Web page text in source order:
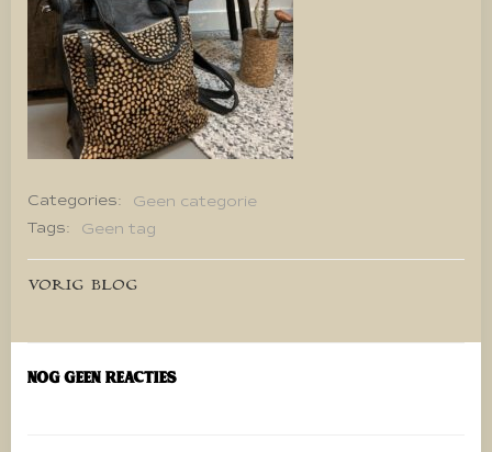
Categories:
Geen categorie
Tags:
Geen tag
Bericht
navigatie
VORIG BLOG
Nog geen reacties